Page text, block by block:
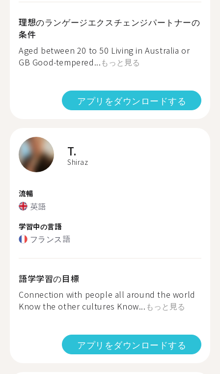
理想のランゲージエクスチェンジパートナーの
条件
Aged between 20 to 50 Living in Australia or
GB Good-tempered...もっと見る
アプリをダウンロードする
T.
Shiraz
流暢
英語
学習中の言語
フランス語
語学学習の目標
Connection with people all around the world
Know the other cultures Know... もっと見る
アプリをダウンロードする